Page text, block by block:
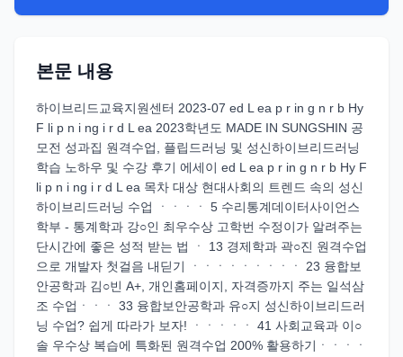
본문 내용
하이브리드교육지원센터 2023-07 ed L ea p r in g n r b Hy
F li p n i ng i r d L ea 2023학년도 MADE IN SUNGSHIN 공
모전 성과집 원격수업, 플립드러닝 및 성신하이브리드러닝
학습 노하우 및 수강 후기 에세이 ed L ea p r in g n r b Hy F
li p n i ng i r d L ea 목차 대상 현대사회의 트렌드 속의 성신
하이브리드러닝 수업 ㆍㆍㆍㆍ 5 수리통계데이터사이언스
학부 - 통계학과 강○인 최우수상 고학번 수정이가 알려주는
단시간에 좋은 성적 받는 법 ㆍ 13 경제학과 곽○진 원격수업
으로 개발자 첫걸음 내딛기 ㆍㆍㆍㆍㆍㆍㆍㆍㆍ 23 융합보
안공학과 김○빈 A+, 개인홈페이지, 자격증까지 주는 일석삼
조 수업ㆍㆍㆍ 33 융합보안공학과 유○지 성신하이브리드러
닝 수업? 쉽게 따라가 보자! ㆍㆍㆍㆍㆍ 41 사회교육과 이○
솔 우수상 복습에 특화된 원격수업 200% 활용하기ㆍㆍㆍㆍ